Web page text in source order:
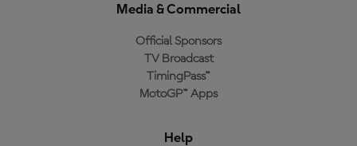
Media & Commercial
Official Sponsors
TV Broadcast
TimingPass™
MotoGP™ Apps
Help